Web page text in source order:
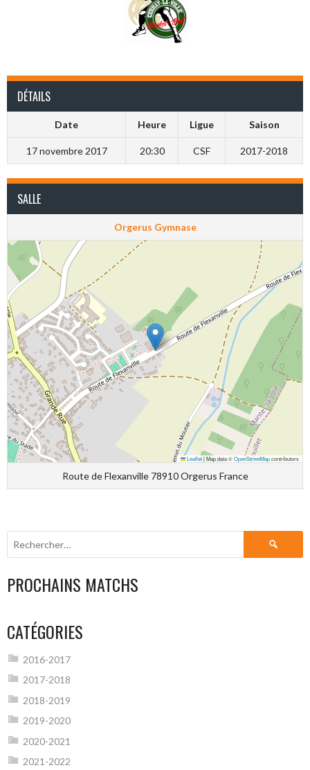
DÉTAILS
Date Heure Ligue Saison
17 novembre 2017 20:30 CSF 2017-2018
SALLE
Orgerus Gymnase
Leaflet|Map data ©OpenStreetMapcontributors
Route de Flexanville 78910 Orgerus France
Rechercher :
PROCHAINS MATCHS
CATÉGORIES
2016-2017
2017-2018
2018-2019
2019-2020
2020-2021
2021-2022